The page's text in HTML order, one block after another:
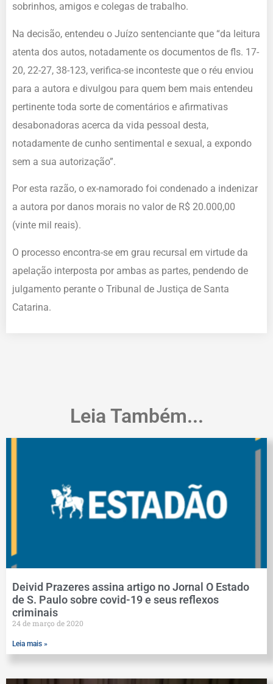
sobrinhos, amigos e colegas de trabalho.
Na decisão, entendeu o Juízo sentenciante que “da leitura
atenta dos autos, notadamente os documentos de fls. 17-
20, 22-27, 38-123, verifica-se inconteste que o réu enviou
para a autora e divulgou para quem bem mais entendeu
pertinente toda sorte de comentários e afirmativas
desabonadoras acerca da vida pessoal desta,
notadamente de cunho sentimental e sexual, a expondo
sem a sua autorização”.
Por esta razão, o ex-namorado foi condenado a indenizar
a autora por danos morais no valor de R$ 20.000,00
(vinte mil reais).
O processo encontra-se em grau recursal em virtude da
apelação interposta por ambas as partes, pendendo de
julgamento perante o Tribunal de Justiça de Santa
Catarina.
Leia Também...
Deivid Prazeres assina artigo no Jornal O Estado
de S. Paulo sobre covid-19 e seus reflexos
criminais
24 de março de 2020
Leia mais »